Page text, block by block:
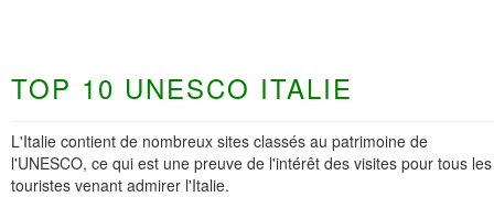
TOP 10 UNESCO ITALIE
L'Italie contient de nombreux sites classés au patrimoine de
l'UNESCO, ce qui est une preuve de l'intérêt des visites pour tous les
touristes venant admirer l'Italie.